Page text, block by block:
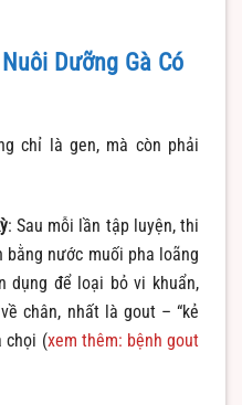
Dưỡng Gà Có
chỉ là gen, mà còn phải
: Sau mỗi lần tập luyện, thi
bằng nước muối pha loãng
dụng để loại bỏ vi khuẩn,
chân, nhất là gout – “kẻ
chọi (xem thêm: bệnh gout